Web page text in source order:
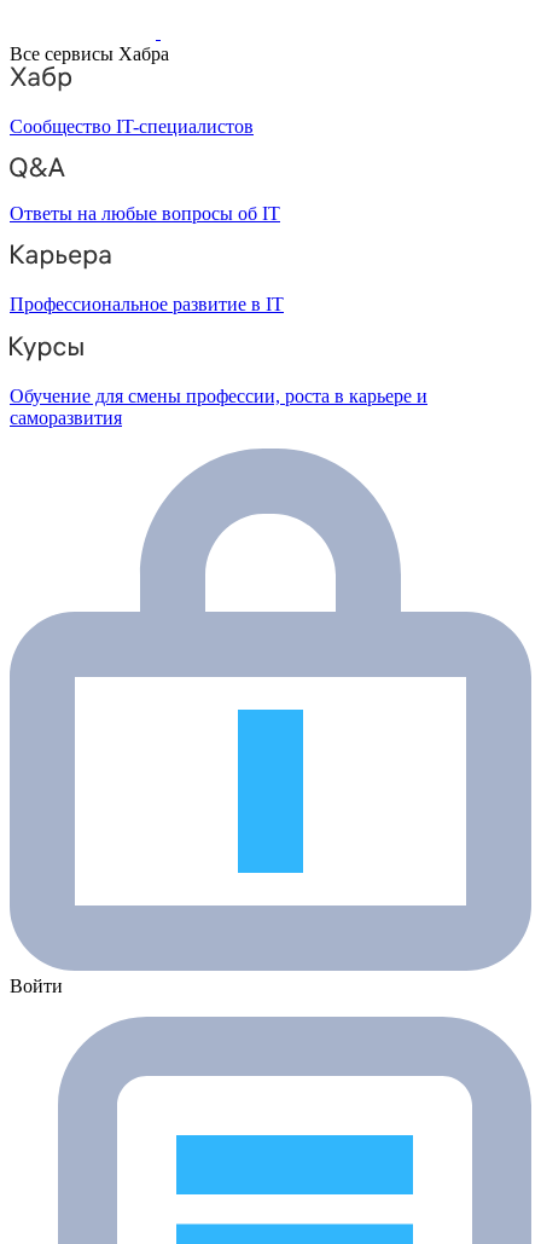
Все сервисы Хабра
Сообщество IT-специалистов
Ответы на любые вопросы об IT
Профессиональное развитие в IT
Обучение для смены профессии, роста в карьере и
саморазвития
Войти